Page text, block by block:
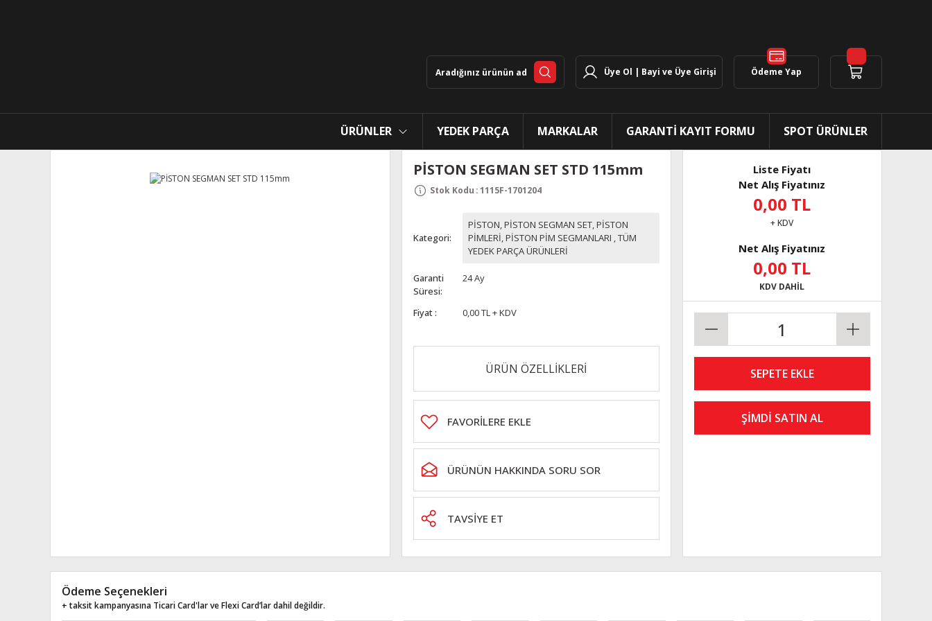
Üye Ol | Bayi ve Üye Girişi Ödeme Yap
ÜRÜNLER YEDEK PARÇA MARKALAR GARANTİ KAYIT FORMU SPOT ÜRÜNLER
PİSTON SEGMAN SET STD 115mm
Stok Kodu :1115F-1701204
Kategori
PİSTON, PİSTON SEGMAN SET, PİSTON
PİMLERİ, PİSTON PİM SEGMANLARI ,TÜM
YEDEK PARÇA ÜRÜNLERİ
Garanti
Süresi
24 Ay
Fiyat 0,00 TL + KDV
ÜRÜN ÖZELLİKLERİ
ÜRÜNÜN HAKKINDA SORU SOR
TAVSİYE ET
Liste Fiyatı
Net Alış Fiyatınız
0,00 TL
+ KDV
Net Alış Fiyatınız
0,00 TL
KDV DAHİL
SEPETE EKLE
ŞİMDİ SATIN AL
Ödeme Seçenekleri
+ taksit kampanyasına Ticari Card'lar ve Flexi Card’lar dahil değildir.